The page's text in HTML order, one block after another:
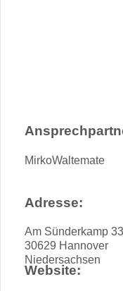
MirkoWaltemate
Adresse:
Am Sünderkamp 33
30629 Hannover
Niedersachsen
Website: